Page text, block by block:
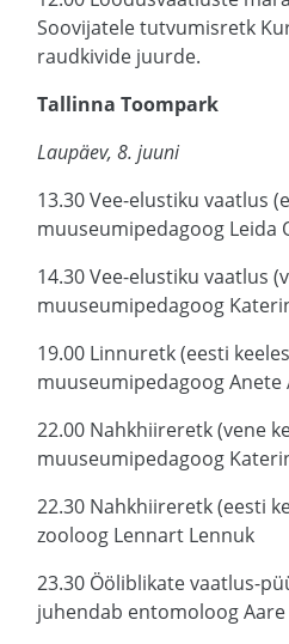
Soovijatele tutvumisretk
raudkivide juurde.
Tallinna Toompark
Laupäev, 8. juuni
13.30 Vee-elustiku vaatlus
muuseumipedagoog Leida
14.30 Vee-elustiku vaatlus
muuseumipedagoog
19.00 Linnuretk (eesti
muuseumipedagoog Anete
22.00 Nahkhiireretk (vene
muuseumipedagoog
22.30 Nahkhiireretk (eesti
zooloog Lennart Lennuk
23.30 Ööliblikate vaatlus-
juhendab entomoloog